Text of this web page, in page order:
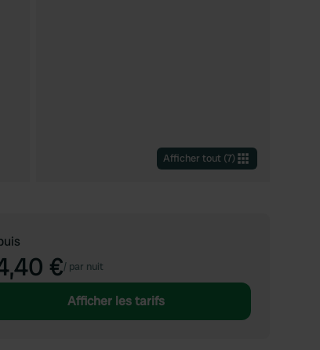
Afficher tout (7)
€/ par nuit
Afficher les tarifs